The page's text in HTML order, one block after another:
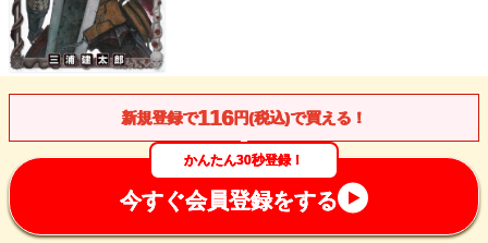
新規登録で116円(税込)で買える！
かんたん30秒登録！
今すぐ会員登録をする